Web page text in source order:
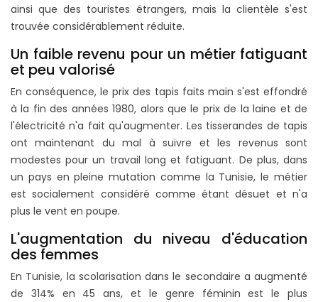
ainsi que des touristes étrangers, mais la clientèle s'est
trouvée considérablement réduite.
Un faible revenu pour un métier fatiguant
et peu valorisé
En conséquence, le prix des tapis faits main s'est effondré
à la fin des années 1980, alors que le prix de la laine et de
l'électricité n'a fait qu'augmenter. Les tisserandes de tapis
ont maintenant du mal à suivre et les revenus sont
modestes pour un travail long et fatiguant. De plus, dans
un pays en pleine mutation comme la Tunisie, le métier
est socialement considéré comme étant désuet et n'a
plus le vent en poupe.
L'augmentation du niveau d'éducation
des femmes
En Tunisie, la scolarisation dans le secondaire a augmenté
de 314% en 45 ans, et le genre féminin est le plus